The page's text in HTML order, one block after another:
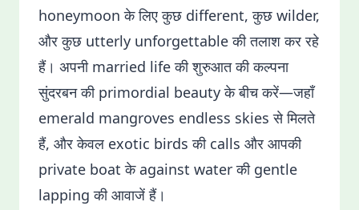
honeymoon के लिए कुछ different, कुछ wilder,
और कुछ utterly unforgettable की तलाश कर रहे
हैं। अपनी married life की शुरुआत की कल्पना
सुंदरबन की primordial beauty के बीच करें—जहाँ
emerald mangroves endless skies से मिलते
हैं, और केवल exotic birds की calls और आपकी
private boat के against water की gentle
lapping की आवाजें हैं।